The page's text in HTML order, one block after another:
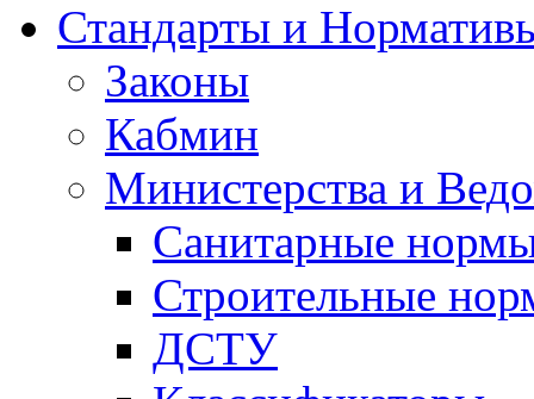
Стандарты и
Законы
Кабмин
Министерства и
Санитарные
Строительные
ДСТУ